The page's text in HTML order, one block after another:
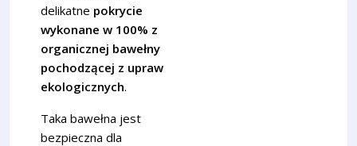
delikatne pokrycie
wykonane w 100% z
organicznej bawełny
pochodzącej z upraw
ekologicznych.
Taka bawełna jest
bezpieczna dla